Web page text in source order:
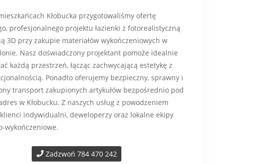
Kłobucka przygotowaliśmy ofertę
profesjonalnego projektu łazienki z fotorealistyczną
3D przy zakupie materiałów wykończeniowych w
Nasz doświadczony projektant pomoże idealnie
każdą przestrzeń, łącząc zachwycającą estetykę z
Ponadto oferujemy bezpieczny, sprawny i
transport zakupionych artykułów bezpośrednio pod
w Kłobucku. Z naszych usług z powodzeniem
indywidualni, deweloperzy oraz lokalne ekipy
wykończeniowe.
Zadzwoń 784 470 242